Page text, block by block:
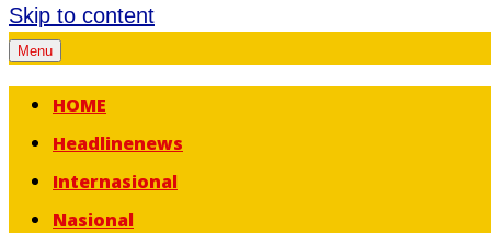
Skip to content
Menu
HOME
Headlinenews
Internasional
Nasional